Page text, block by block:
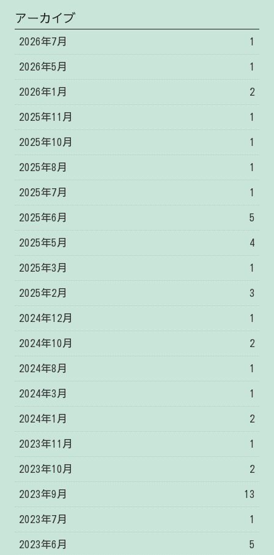
アーカイブ
2026年7月 1
2026年5月 1
2026年1月 2
2025年11月 1
2025年10月 1
2025年8月 1
2025年7月 1
2025年6月 5
2025年5月 4
2025年3月 1
2025年2月 3
2024年12月 1
2024年10月 2
2024年8月 1
2024年3月 1
2024年1月 2
2023年11月 1
2023年10月 2
2023年9月 13
2023年7月 1
2023年6月 5